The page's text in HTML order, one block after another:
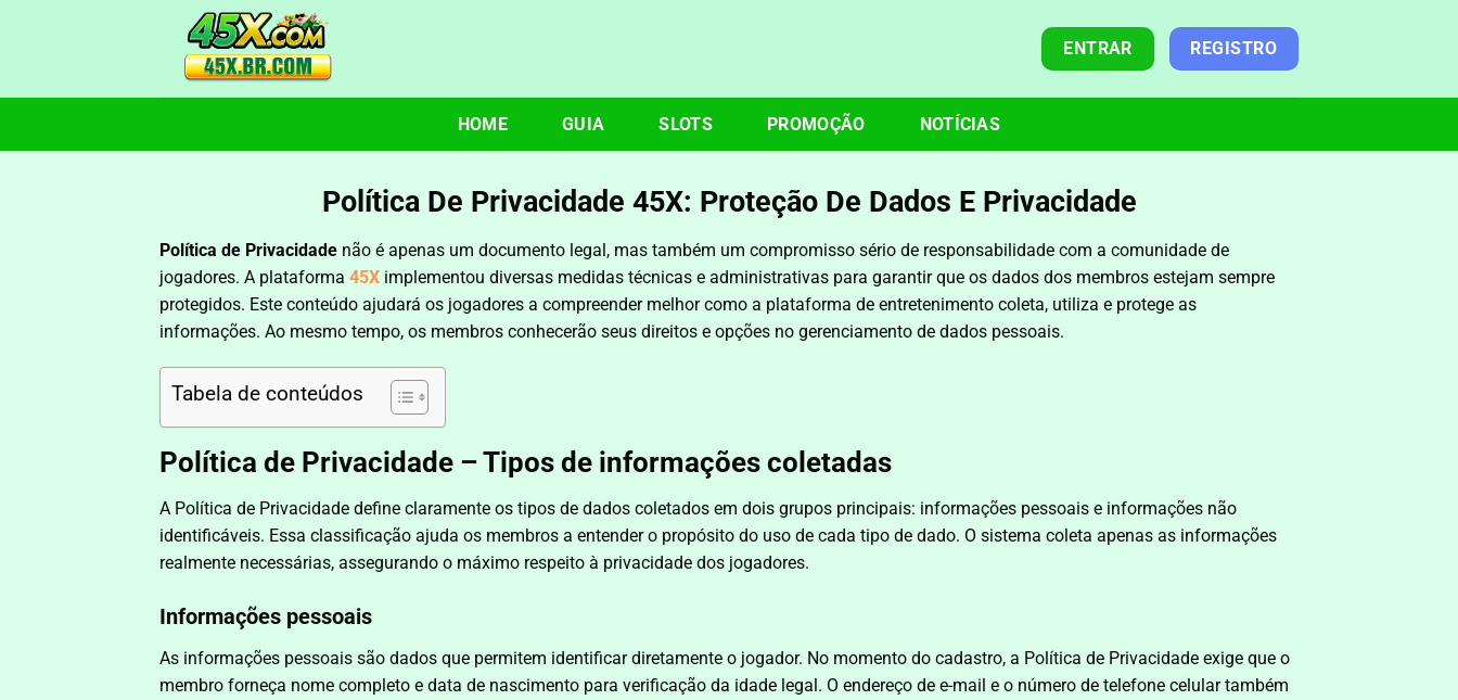
ENTRAR REGISTRO
HOME GUIA SLOTS PROMOÇÃO NOTÍCIAS
Política De Privacidade 45X: Proteção De Dados E Privacidade
Política de Privacidade não é apenas um documento legal, mas também um compromisso sério de responsabilidade com a comunidade de
jogadores. A plataforma 45X implementou diversas medidas técnicas e administrativas para garantir que os dados dos membros estejam sempre
protegidos. Este conteúdo ajudará os jogadores a compreender melhor como a plataforma de entretenimento coleta, utiliza e protege as
informações. Ao mesmo tempo, os membros conhecerão seus direitos e opções no gerenciamento de dados pessoais.
Tabela de conteúdos
Política de Privacidade – Tipos de informações coletadas
A Política de Privacidade define claramente os tipos de dados coletados em dois grupos principais: informações pessoais e informações não
identificáveis. Essa classificação ajuda os membros a entender o propósito do uso de cada tipo de dado. O sistema coleta apenas as informações
realmente necessárias, assegurando o máximo respeito à privacidade dos jogadores.
Informações pessoais
As informações pessoais são dados que permitem identificar diretamente o jogador. No momento do cadastro, a Política de Privacidade exige que o
membro forneça nome completo e data de nascimento para verificação da idade legal. O endereço de e-mail e o número de telefone celular também